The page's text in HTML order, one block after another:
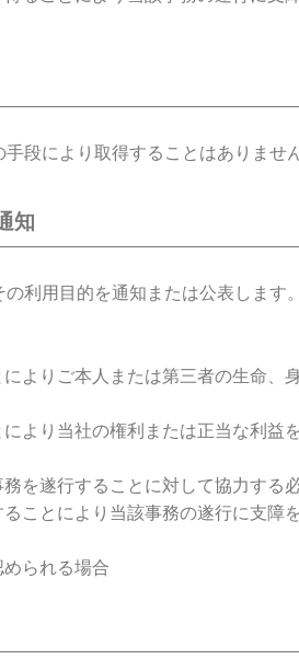
段により取得することはありません
知
利用目的を通知または公表します
よりご本人または第三者の生命、
より当社の権利または正当な利益
を遂行することに対して協力する
ことにより当該事務の遂行に支障
られる場合